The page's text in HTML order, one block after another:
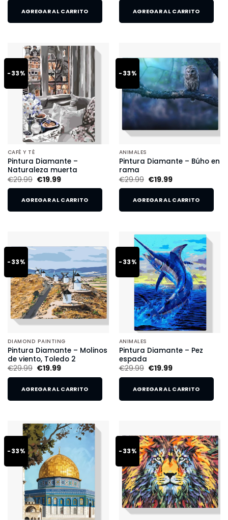
AGREGAR AL CARRITO AGREGAR AL CARRITO
-33%
CAFÉ Y TÉ
Pintura Diamante –
Naturaleza muerta
€29.99 €19.99
AGREGAR AL CARRITO
-33%
ANIMALES
Pintura Diamante – Búho en
rama
€29.99 €19.99
AGREGAR AL CARRITO
-33%
DIAMOND PAINTING
Pintura Diamante – Molinos
de viento, Toledo 2
€29.99 €19.99
AGREGAR AL CARRITO
-33%
ANIMALES
Pintura Diamante – Pez
espada
€29.99 €19.99
AGREGAR AL CARRITO
-33% -33%